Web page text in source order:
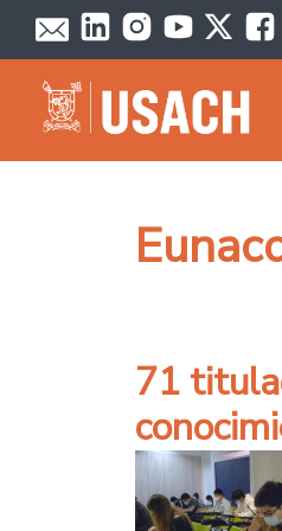
Pasar al contenido principal
71